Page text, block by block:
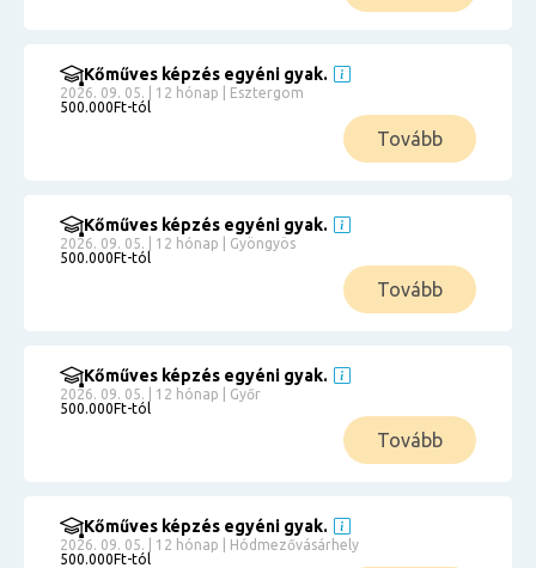
Kőműves képzés egyéni gyak.
2026. 09. 05. | 12 hónap | Esztergom
500.000Ft-tól
Tovább
Kőműves képzés egyéni gyak.
2026. 09. 05. | 12 hónap | Gyöngyös
500.000Ft-tól
Tovább
Kőműves képzés egyéni gyak.
2026. 09. 05. | 12 hónap | Győr
500.000Ft-tól
Tovább
Kőműves képzés egyéni gyak.
2026. 09. 05. | 12 hónap | Hódmezővásárhely
500.000Ft-tól